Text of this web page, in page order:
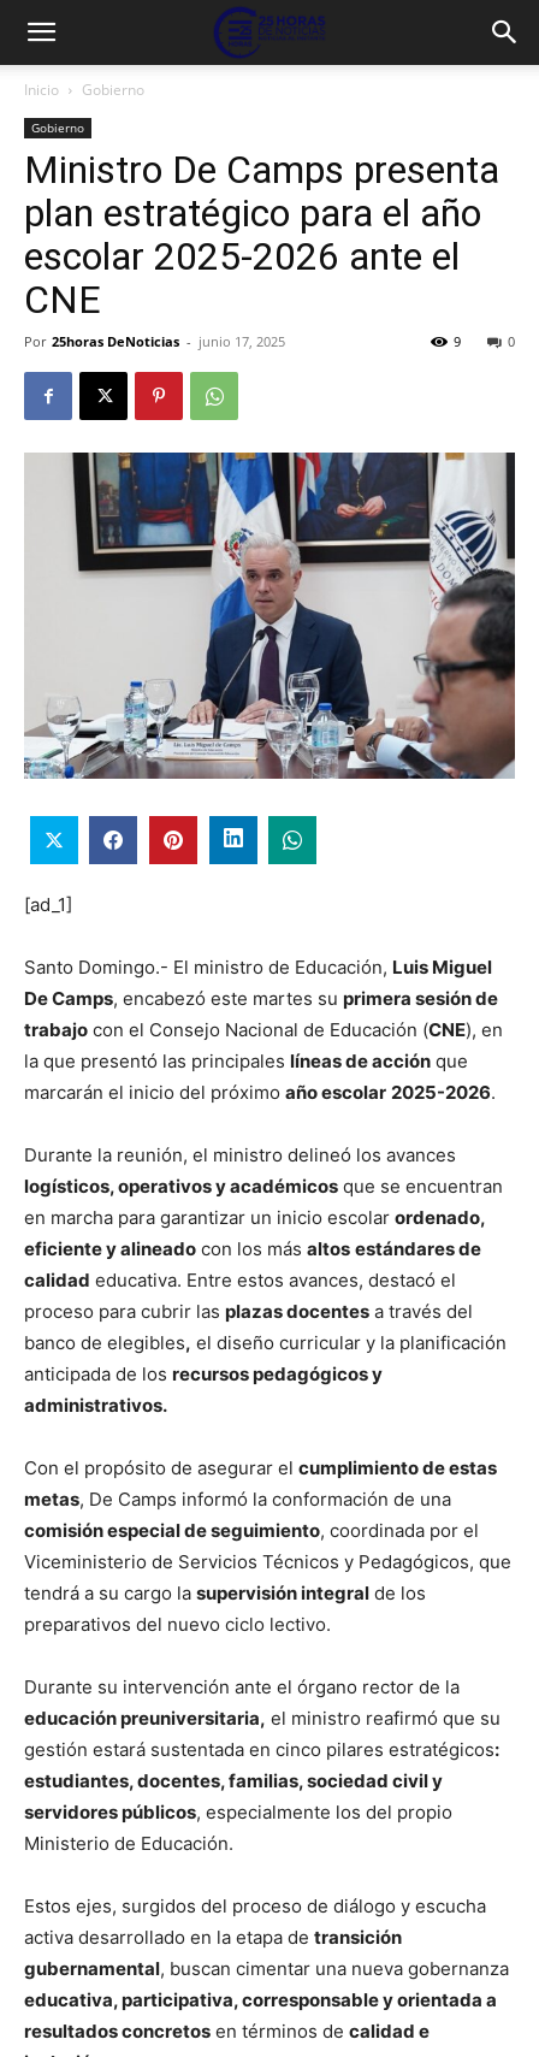
Inicio Gobierno
Gobierno
Ministro De Camps presenta
plan estratégico para el año
escolar 2025-2026 ante el
CNE
Por 25horas DeNoticias - junio 17, 2025 0
9
[ad_1]
Santo Domingo.- El ministro de Educación, Luis Miguel
De Camps, encabezó este martes su primera sesión de
trabajo con el Consejo Nacional de Educación (CNE), en
la que presentó las principales líneas de acción que
marcarán el inicio del próximo año escolar 2025-2026.
Durante la reunión, el ministro delineó los avances
logísticos, operativos y académicos que se encuentran
en marcha para garantizar un inicio escolar ordenado,
eficiente y alineado con los más altos estándares de
calidad educativa. Entre estos avances, destacó el
proceso para cubrir las plazas docentes a través del
banco de elegibles, el diseño curricular y la planificación
anticipada de los recursos pedagógicos y
administrativos.
Con el propósito de asegurar el cumplimiento de estas
metas, De Camps informó la conformación de una
comisión especial de seguimiento, coordinada por el
Viceministerio de Servicios Técnicos y Pedagógicos, que
tendrá a su cargo la supervisión integral de los
preparativos del nuevo ciclo lectivo.
Durante su intervención ante el órgano rector de la
educación preuniversitaria, el ministro reafirmó que su
gestión estará sustentada en cinco pilares estratégicos:
estudiantes, docentes, familias, sociedad civil y
servidores públicos, especialmente los del propio
Ministerio de Educación.
Estos ejes, surgidos del proceso de diálogo y escucha
activa desarrollado en la etapa de transición
gubernamental, buscan cimentar una nueva gobernanza
educativa, participativa, corresponsable y orientada a
resultados concretos en términos de calidad e